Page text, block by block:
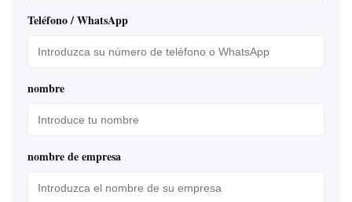
Teléfono / WhatsApp
nombre
nombre de empresa